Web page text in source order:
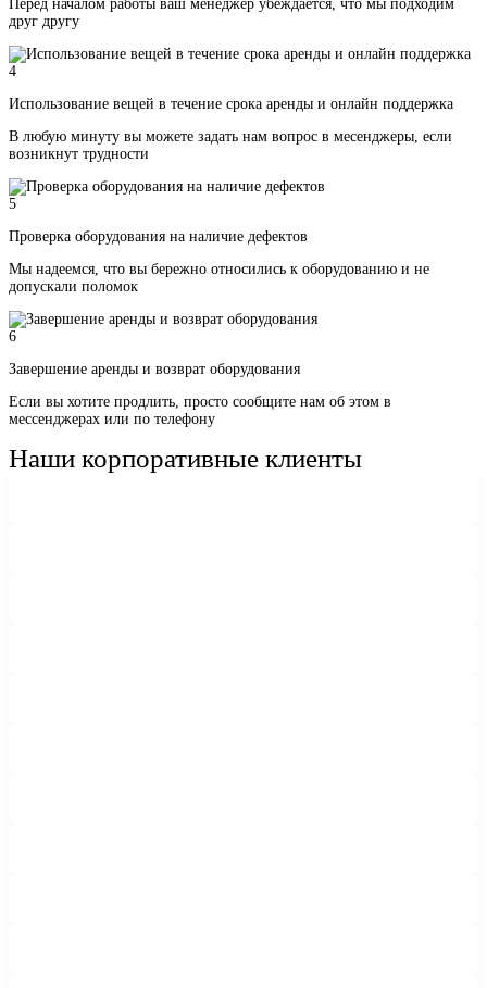
Перед началом работы ваш менеджер убеждается, что мы подходим
друг другу
4
Использование вещей в течение срока аренды и онлайн поддержка
В любую минуту вы можете задать нам вопрос в месенджеры, если
возникнут трудности
5
Проверка оборудования на наличие дефектов
Мы надеемся, что вы бережно относились к оборудованию и не
допускали поломок
6
Завершение аренды и возврат оборудования
Если вы хотите продлить, просто сообщите нам об этом в
мессенджерах или по телефону
Наши корпоративные клиенты